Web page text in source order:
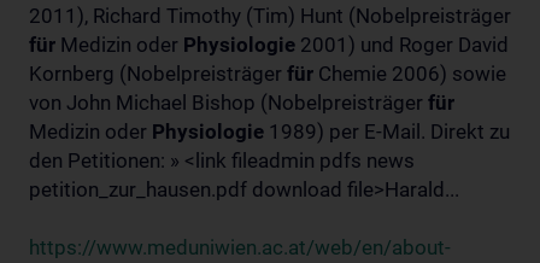
2011), Richard Timothy (Tim) Hunt (Nobelpreisträger
für Medizin oder Physiologie 2001) und Roger David
Kornberg (Nobelpreisträger für Chemie 2006) sowie
von John Michael Bishop (Nobelpreisträger für
Medizin oder Physiologie 1989) per E-Mail. Direkt zu
den Petitionen: » <link fileadmin pdfs news
petition_zur_hausen.pdf download file>Harald...
https://www.meduniwien.ac.at/web/en/about-